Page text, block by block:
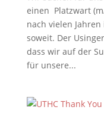
einen Platzwart
nach vielen
soweit. Der
dass wir auf der
für unsere...